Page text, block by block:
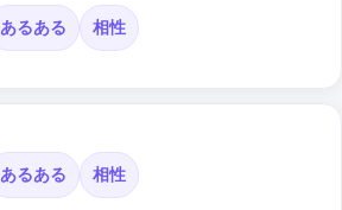
あるある 相性
あるある 相性